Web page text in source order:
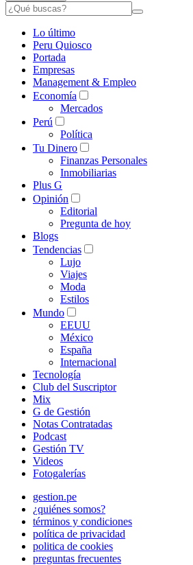
Lo último
Peru Quiosco
Portada
Empresas
Management & Empleo
Economía
Mercados
Perú
Política
Tu Dinero
Finanzas Personales
Inmobiliarias
Plus G
Opinión
Editorial
Pregunta de hoy
Blogs
Tendencias
Lujo
Viajes
Moda
Estilos
Mundo
EEUU
México
España
Internacional
Tecnología
Club del Suscriptor
Mix
G de Gestión
Notas Contratadas
Podcast
Gestión TV
Videos
Fotogalerías
gestion.pe
¿quiénes somos?
términos y condiciones
política de privacidad
politica de cookies
preguntas frecuentes